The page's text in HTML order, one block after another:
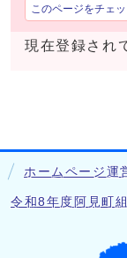
このページをチェ
現在登録され
ホームページ運
令和8年度阿見町